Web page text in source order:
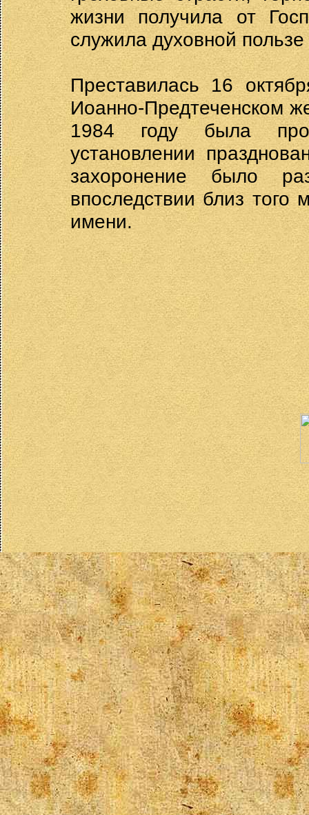
жизни получила от
служила духовной
Преставилась 16
Иоанно-Предтеченском
1984 году была
установлении
захоронение было
впоследствии близ того
имени.